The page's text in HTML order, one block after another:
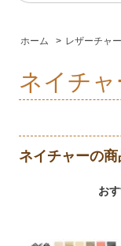
ホーム > レザーチャ
ネイチ
ネイチャーの
お